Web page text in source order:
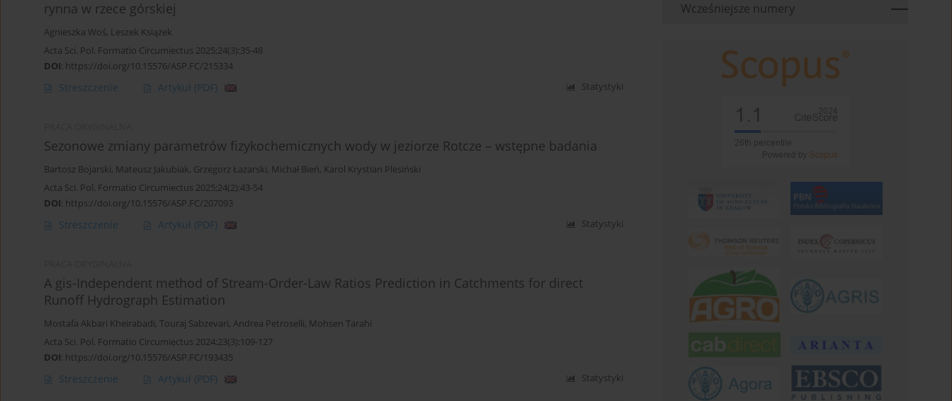
rynna w rzece górskiej
Agnieszka Woś, Leszek Książek
Acta Sci. Pol. Formatio Circumiectus 2025;24(3):35-48
DOI: https://doi.org/10.15576/ASP.FC/215334
Streszczenie Artykuł (PDF) Statystyki
Sezonowe zmiany parametrów fizykochemicznych wody w jeziorze Rotcze – wstępne badania
Bartosz Bojarski, Mateusz Jakubiak, Grzegorz Łazarski, Michał Bień, Karol Krystian Plesiński
Acta Sci. Pol. Formatio Circumiectus 2025;24(2):43-54
DOI: https://doi.org/10.15576/ASP.FC/207093
Streszczenie Artykuł (PDF) Statystyki
A gis-Independent method of Stream-Order-Law Ratios Prediction in Catchments for direct
Runoff Hydrograph Estimation
Mostafa Akbari Kheirabadi, Touraj Sabzevari, Andrea Petroselli, Mohsen Tarahi
Acta Sci. Pol. Formatio Circumiectus 2024;23(3):109-127
DOI: https://doi.org/10.15576/ASP.FC/193435
Streszczenie Artykuł (PDF) Statystyki
Wcześniejsze numery